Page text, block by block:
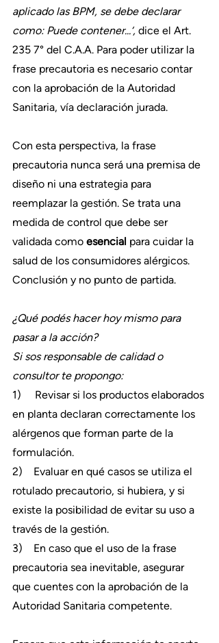
aplicado las BPM, se debe declarar
como: Puede contener...‘, dice el Art.
235 7° del C.A.A. Para poder utilizar la
frase precautoria es necesario contar
con la aprobación de la Autoridad
Sanitaria, vía declaración jurada.
Con esta perspectiva, la frase
precautoria nunca será una premisa de
diseño ni una estrategia para
reemplazar la gestión. Se trata una
medida de control que debe ser
validada como esencial para cuidar la
salud de los consumidores alérgicos.
Conclusión y no punto de partida.
¿Qué podés hacer hoy mismo para
pasar a la acción?
Si sos responsable de calidad o
consultor te propongo:
1)     Revisar si los productos elaborados
en planta declaran correctamente los
alérgenos que forman parte de la
formulación.
2)    Evaluar en qué casos se utiliza el
rotulado precautorio, si hubiera, y si
existe la posibilidad de evitar su uso a
través de la gestión.
3)    En caso que el uso de la frase
precautoria sea inevitable, asegurar
que cuentes con la aprobación de la
Autoridad Sanitaria competente.